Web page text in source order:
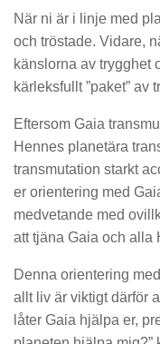
När ni är i linje med
och tröstade. Vidare,
känslorna av trygghet
kärleksfullt ”paket” av
Eftersom Gaia
Hennes planetära
transmutation starkt
er orientering med
medvetande med
att tjäna Gaia och alla
Denna orientering
allt liv är viktigt därför
låter Gaia hjälpa er,